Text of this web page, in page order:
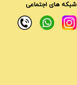
شبکه های اجتماعی